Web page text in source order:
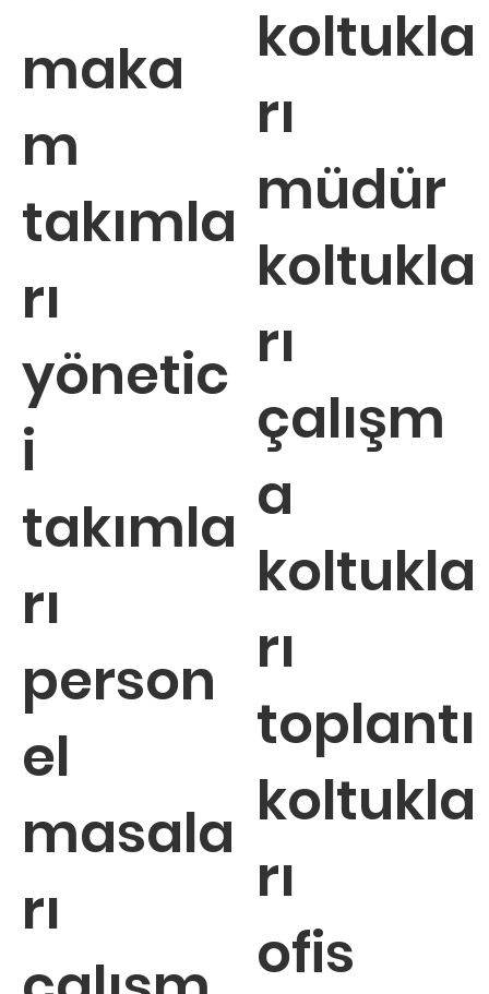
maka
m
takımla
rı
yönetic
i
takımla
rı
person
el
masala
rı
koltukla
rı
müdür
koltukla
rı
çalışm
a
koltukla
rı
toplantı
koltukla
rı
ofis